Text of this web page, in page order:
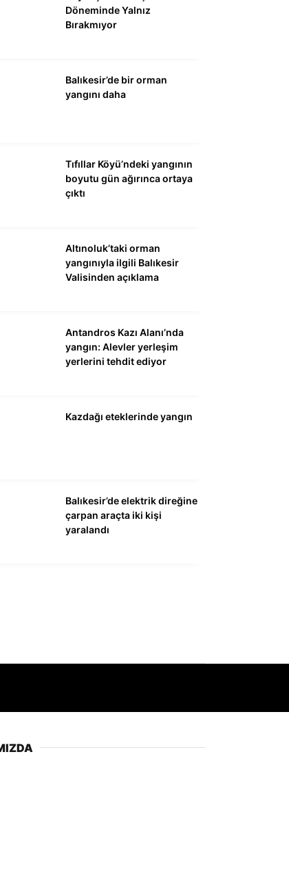
Döneminde Yalnız
Bırakmıyor
Balıkesir’de bir orman
yangını daha
Tıfıllar Köyü’ndeki yangının
boyutu gün ağırınca ortaya
çıktı
Altınoluk’taki orman
yangınıyla ilgili Balıkesir
Valisinden açıklama
Antandros Kazı Alanı’nda
yangın: Alevler yerleşim
yerlerini tehdit ediyor
Kazdağı eteklerinde yangın
Balıkesir’de elektrik direğine
çarpan araçta iki kişi
yaralandı